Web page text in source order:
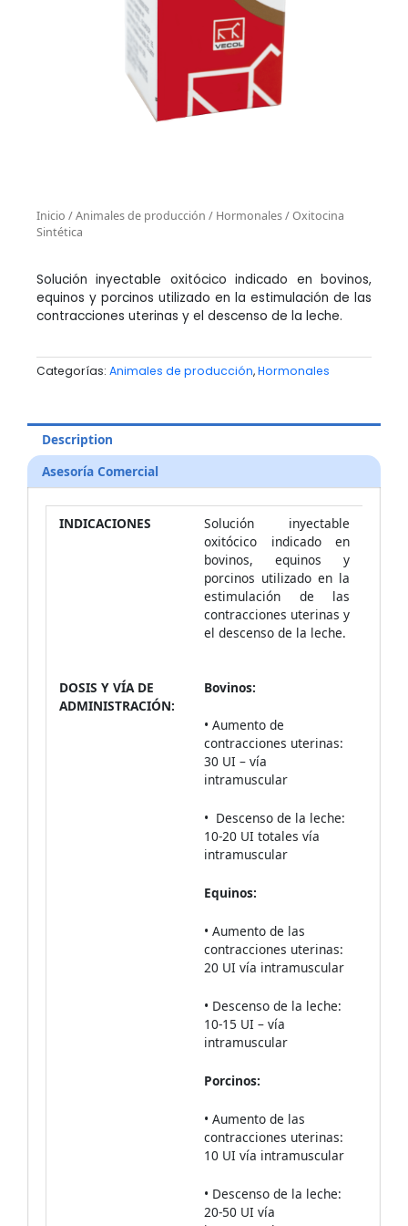
Inicio /Animales de producción / Hormonales/ Oxitocina
Sintética
Solución inyectable oxitócico indicado en bovinos,
equinos y porcinos utilizado en la estimulación de las
contracciones uterinas y el descenso de la leche.
Categorías: Animales de producción,Hormonales
Description
Asesoría Comercial
INDICACIONES
Solución inyectable
oxitócico indicado en
bovinos, equinos y
porcinos utilizado en la
estimulación de las
contracciones uterinas y
el descenso de la leche.
DOSIS Y VÍA DE
ADMINISTRACIÓN:
Bovinos:
• Aumento de
contracciones uterinas:
30 UI – vía
intramuscular
• Descenso de la leche:
10-20 UI totales vía
intramuscular
Equinos:
• Aumento de las
contracciones uterinas:
20 UI vía intramuscular
• Descenso de la leche:
10-15 UI – vía
intramuscular
Porcinos:
• Aumento de las
contracciones uterinas:
10 UI vía intramuscular
• Descenso de la leche:
20-50 UI vía